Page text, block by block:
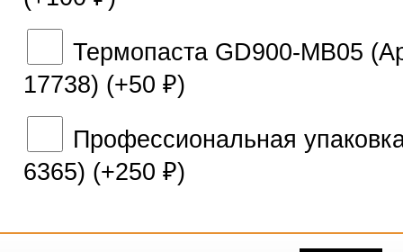
Термопаста GD900-MB05
17738) (+50 ₽)
Профессиональная
6365) (+250 ₽)